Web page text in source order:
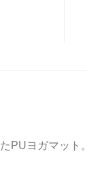
PUヨガマット。